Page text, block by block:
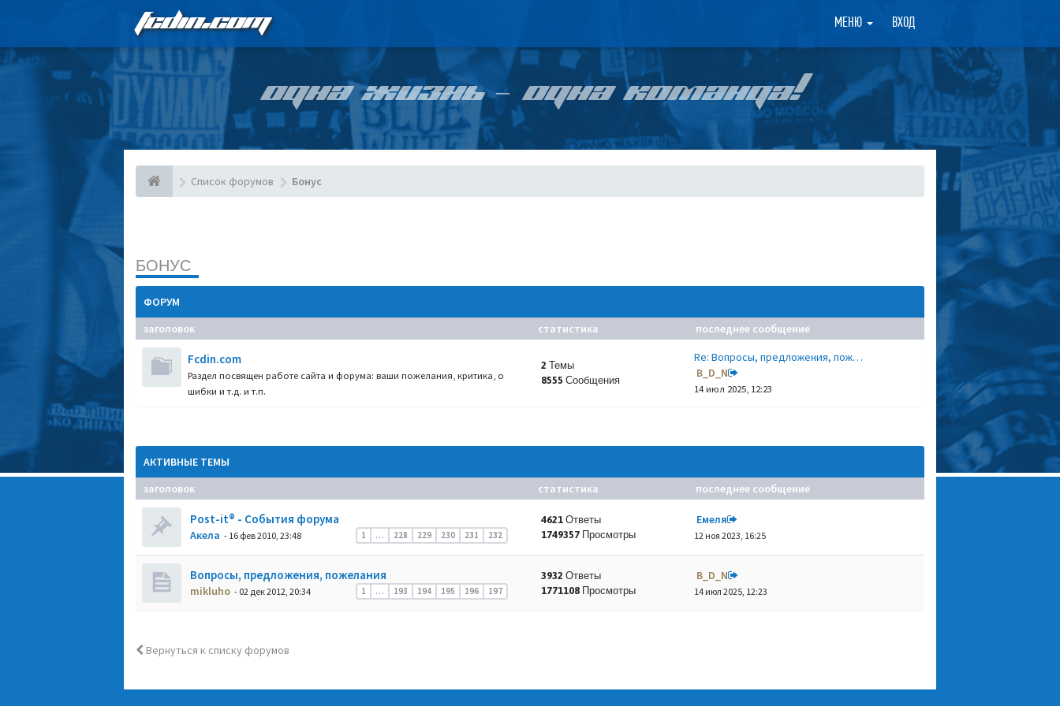
FCDIN.COM МЕНЮ ВХОД ×
ОДНА ЖИЗНЬ – ОДНА КОМАНДА!
Список форумов Бонус
БОНУС
ФОРУМ
заголовок
статистика последнее сообщение
Fcdin.com
Раздел посвящен работе сайта и форума: ваши пожелания, критика, о
шибки и т.д. и т.п.
2 Темы
8555 Сообщения
Re: Вопросы, предложения, пож…
B_D_N
14 июл 2025, 12:23
АКТИВНЫЕ ТЕМЫ
заголовок
статистика последнее сообщение
Post-it® - События форума
1 … 228 229 230 231 232
Акела - 16 фев 2010, 23:48
4621 Ответы
1749357 Просмотры
Емеля
12 ноя 2023, 16:25
Вопросы, предложения, пожелания
1 … 193 194 195 196 197
mikluho - 02 дек 2012, 20:34
3932 Ответы
1771108 Просмотры
B_D_N
14 июл 2025, 12:23
Вернуться к списку форумов